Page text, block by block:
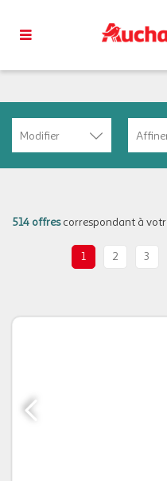
Modifier
514 offrescorrespondant à
1 2 3